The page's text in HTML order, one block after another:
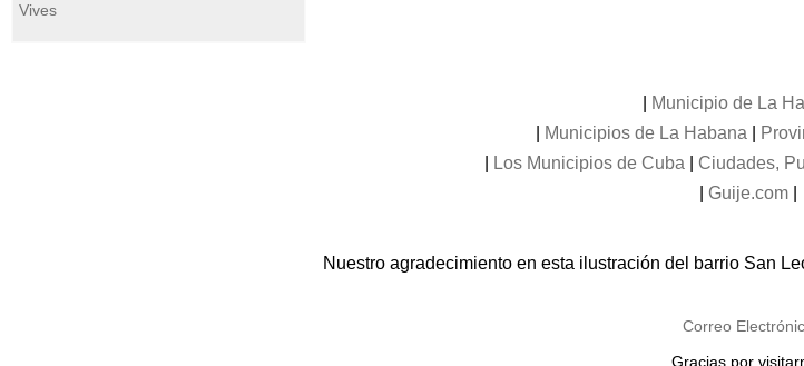
Vives
Municipio de La
Municipios de La Habana
Los Municipios de Cuba Ciudades,
Guije.com
Nuestro agradecimiento en esta ilustración del barrio San
Correo
Gracias por